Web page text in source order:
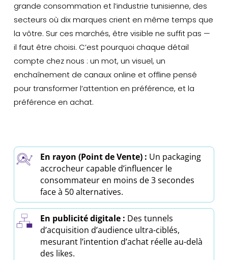
grande consommation et l’industrie tunisienne, des
secteurs où dix marques crient en même temps que
la vôtre. Sur ces marchés, être visible ne suffit pas —
il faut être choisi. C’est pourquoi chaque détail
compte chez nous : un mot, un visuel, un
enchaînement de canaux online et offline pensé
pour transformer l’attention en préférence, et la
préférence en achat.
En rayon (Point de Vente) : Un packaging
accrocheur capable d’influencer le
consommateur en moins de 3 secondes
face à 50 alternatives.
En publicité digitale : Des tunnels
d’acquisition d’audience ultra-ciblés,
mesurant l’intention d’achat réelle au-delà
des likes.